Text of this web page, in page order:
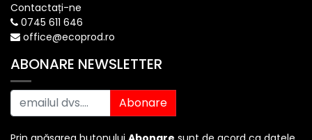
Contactați-ne
0745 611 646
office@ecoprod.ro
ABONARE NEWSLETTER
Abonare